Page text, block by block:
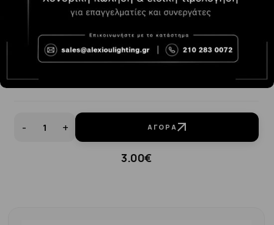
ΠΙΣΤΟΛΙ ΣΙΛΙΚΟΝΗΣ ΠΟΡΤΟΚΑΛΙ
- + ΑΓΟΡΆ
3.00€